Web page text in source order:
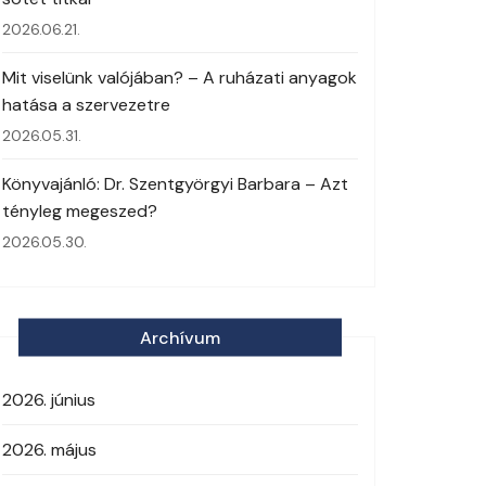
2026.06.21.
Mit viselünk valójában? – A ruházati anyagok
hatása a szervezetre
2026.05.31.
Könyvajánló: Dr. Szentgyörgyi Barbara – Azt
tényleg megeszed?
2026.05.30.
Archívum
2026. június
2026. május